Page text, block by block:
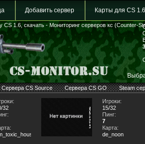
Добавить сервер Карты для CS 1.6
CS 1.6, скачать - Мониторинг серверов кс (Counter-
Сервера CS Source Сервера CS GO Steam
32
Игроки:
15/32
Пинг:
7
Карта:
de_noon